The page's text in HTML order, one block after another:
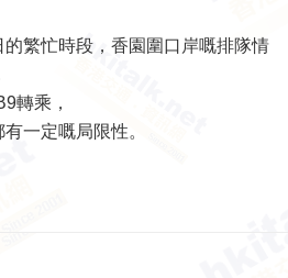
繁忙時段，香園圍口岸嘅排隊情
轉乘，
一定嘅局限性。